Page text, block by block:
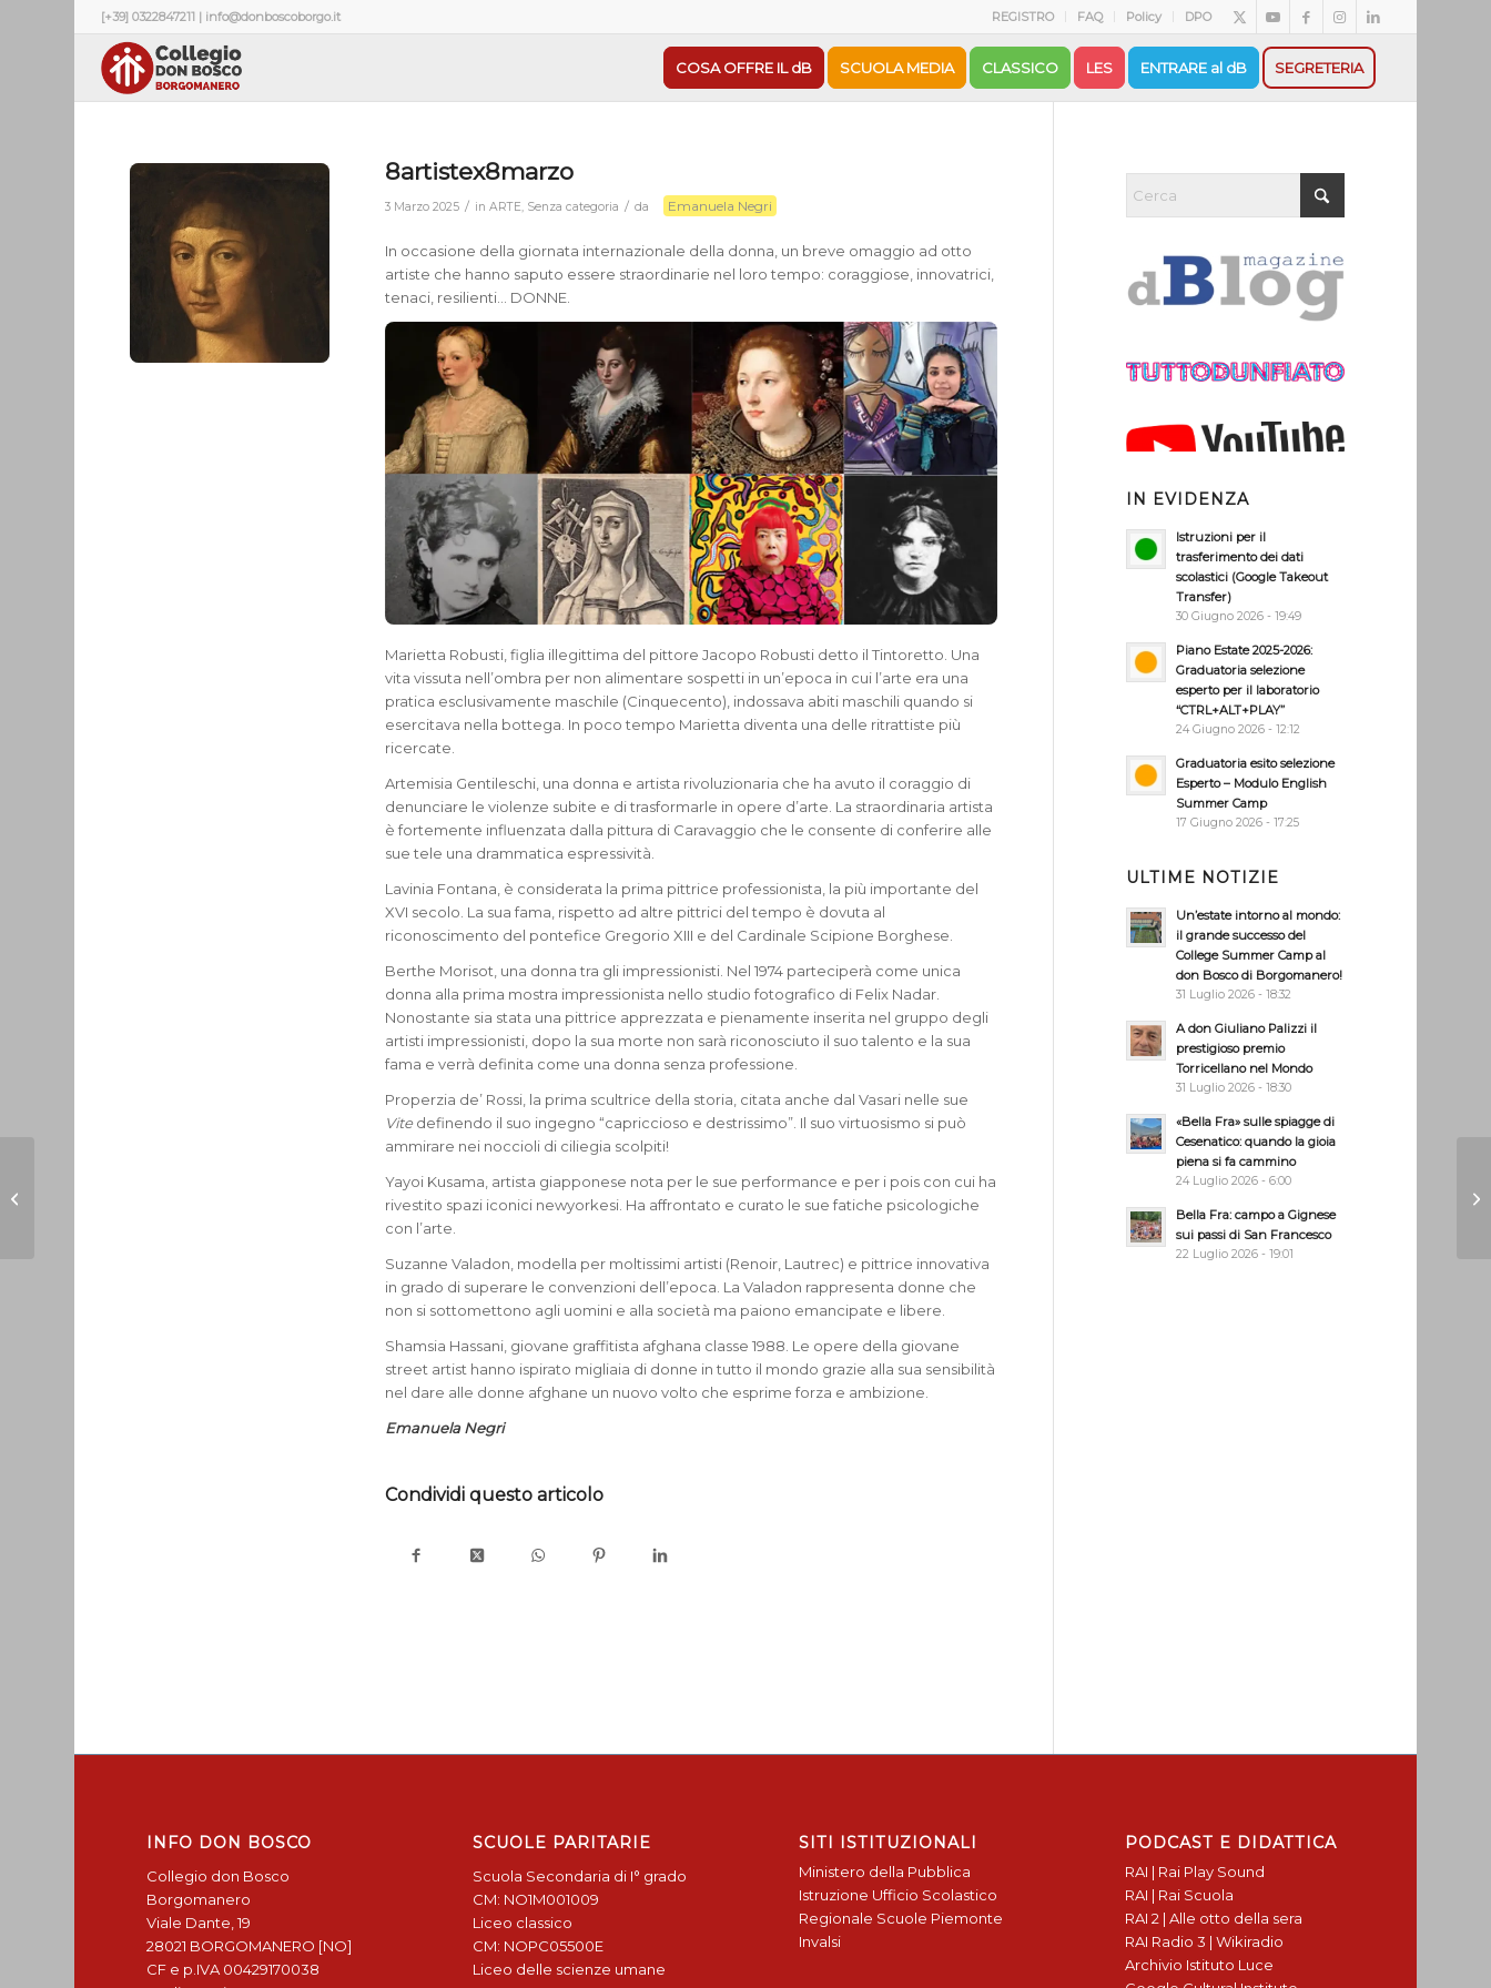
REGISTRO FAQ Policy DPO
[+39] 0322847211 | info@donboscoborgo.it
COSA OFFRE IL dB SCUOLA MEDIA CLASSICO LES ENTRARE al dB SEGRETERIA
8artistex8marzo
3 Marzo 2025 / inARTE, Senza categoria / da Emanuela Negri
In occasione della giornata internazionale della donna, un breve omaggio ad otto
artiste che hanno saputo essere straordinarie nel loro tempo: coraggiose, innovatrici,
tenaci, resilienti… DONNE.
Marietta Robusti, figlia illegittima del pittore Jacopo Robusti detto il Tintoretto. Una
vita vissuta nell’ombra per non alimentare sospetti in un’epoca in cui l’arte era una
pratica esclusivamente maschile (Cinquecento), indossava abiti maschili quando si
esercitava nella bottega. In poco tempo Marietta diventa una delle ritrattiste più
ricercate.
Artemisia Gentileschi, una donna e artista rivoluzionaria che ha avuto il coraggio di
denunciare le violenze subite e di trasformarle in opere d’arte. La straordinaria artista
è fortemente influenzata dalla pittura di Caravaggio che le consente di conferire alle
sue tele una drammatica espressività.
Lavinia Fontana, è considerata la prima pittrice professionista, la più importante del
XVI secolo. La sua fama, rispetto ad altre pittrici del tempo è dovuta al
riconoscimento del pontefice Gregorio XIII e del Cardinale Scipione Borghese.
Berthe Morisot, una donna tra gli impressionisti. Nel 1974 parteciperà come unica
donna alla prima mostra impressionista nello studio fotografico di Felix Nadar.
Nonostante sia stata una pittrice apprezzata e pienamente inserita nel gruppo degli
artisti impressionisti, dopo la sua morte non sarà riconosciuto il suo talento e la sua
fama e verrà definita come una donna senza professione.
Properzia de’ Rossi, la prima scultrice della storia, citata anche dal Vasari nelle sue
Vitedefinendo il suo ingegno “capriccioso e destrissimo”. Il suo virtuosismo si può
ammirare nei noccioli di ciliegia scolpiti!
Yayoi Kusama, artista giapponese nota per le sue performance e per i pois con cui ha
rivestito spazi iconici newyorkesi. Ha affrontato e curato le sue fatiche psicologiche
con l’arte.
Suzanne Valadon, modella per moltissimi artisti (Renoir, Lautrec) e pittrice innovativa
in grado di superare le convenzioni dell’epoca. La Valadon rappresenta donne che
non si sottomettono agli uomini e alla società ma paiono emancipate e libere.
Shamsia Hassani, giovane graffitista afghana classe 1988. Le opere della giovane
street artist hanno ispirato migliaia di donne in tutto il mondo grazie alla sua sensibilità
nel dare alle donne afghane un nuovo volto che esprime forza e ambizione.
Emanuela Negri
Condividi questo articolo
IN EVIDENZA
Istruzioni per il
trasferimento dei dati
scolastici (Google Takeout
Transfer)
30 Giugno 2026 - 19:49
Piano Estate 2025-2026:
Graduatoria selezione
esperto per il laboratorio
“CTRL+ALT+PLAY”
24 Giugno 2026 - 12:12
Graduatoria esito selezione
Esperto – Modulo English
Summer Camp
17 Giugno 2026 - 17:25
ULTIME NOTIZIE
Un’estate intorno al mondo:
il grande successo del
College Summer Camp al
don Bosco di Borgomanero!
31 Luglio 2026 - 18:32
A don Giuliano Palizzi il
prestigioso premio
Torricellano nel Mondo
31 Luglio 2026 - 18:30
«Bella Fra» sulle spiagge di
Cesenatico: quando la gioia
piena si fa cammino
24 Luglio 2026 - 6:00
Bella Fra: campo a Gignese
sui passi di San Francesco
22 Luglio 2026 - 19:01
INFO DON BOSCO
Collegio don Bosco
Borgomanero
Viale Dante, 19
28021 BORGOMANERO [NO]
CF e p.IVA 00429170038
SCUOLE PARITARIE
Scuola Secondaria di I° grado
CM: NO1M001009
Liceo classico
CM: NOPC05500E
Liceo delle scienze umane
SITI ISTITUZIONALI
Ministero della Pubblica
Istruzione Ufficio Scolastico
Regionale Scuole Piemonte
Invalsi
PODCAST E DIDATTICA
RAI | Rai Play Sound
RAI | Rai Scuola
RAI 2 | Alle otto della sera
RAI Radio 3 | Wikiradio
Archivio Istituto Luce